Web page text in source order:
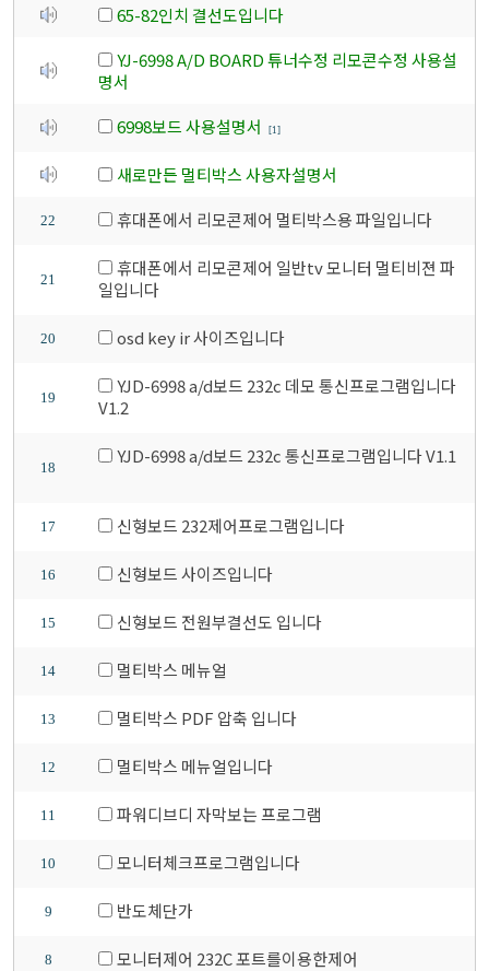
65-82인치 결선도입니다
YJ-6998 A/D BOARD 튜너수정 리모콘수정 사용설
명서
6998보드 사용설명서
[1]
새로만든 멀티박스 사용자설명서
22 휴대폰에서 리모콘제어 멀티박스용 파일입니다
21
휴대폰에서 리모콘제어 일반tv 모니터 멀티비젼 파
일입니다
20 osd key ir 사이즈입니다
19
YJD-6998 a/d보드 232c 데모 통신프로그램입니다
V1.2
18
YJD-6998 a/d보드 232c 통신프로그램입니다 V1.1
17 신형보드 232제어프로그램입니다
16 신형보드 사이즈입니다
15 신형보드 전원부결선도 입니다
14 멀티박스 메뉴얼
13 멀티박스 PDF 압축 입니다
12 멀티박스 메뉴얼입니다
11 파워디브디 자막보는 프로그램
10 모니터체크프로그램입니다
9 반도체단가
8 모니터제어 232C 포트를이용한제어